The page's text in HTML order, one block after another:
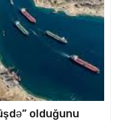
olduğunu